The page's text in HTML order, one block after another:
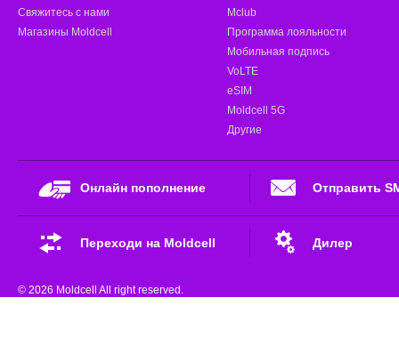
Свяжитесь с нами
Магазины Moldcell
Mclub
Программа лояльности
Мобильная подпись
VoLTE
eSIM
Moldcell 5G
Другие
Онлайн пополнение Отправить
Переходи на Moldcell Дилер
© 2026 Moldcell All right reserved.